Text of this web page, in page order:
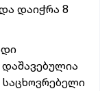
დაიჭრა 8
საცხოვრებელი